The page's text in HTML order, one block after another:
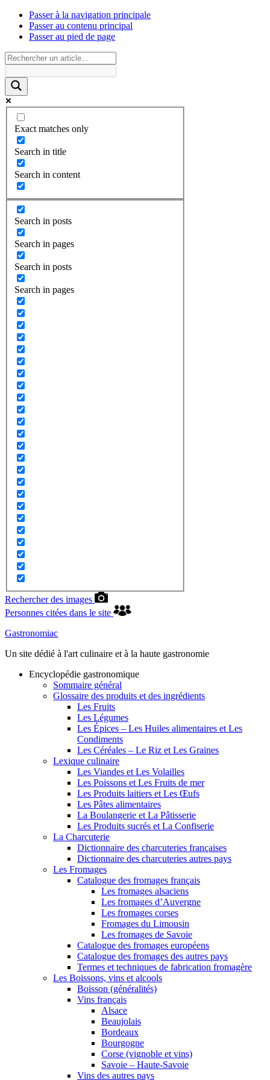
Passer à la navigation principale
Passer au contenu principal
Passer au pied de page
Exact matches only
Search in title
Search in content
Search in posts
Search in pages
Search in posts
Search in pages
Rechercher des images
Personnes citées dans le site
Gastronomiac
Un site dédié à l'art culinaire et à la haute gastronomie
Encyclopédie gastronomique
Sommaire général
Glossaire des produits et des ingrédients
Les Fruits
Les Légumes
Les Épices – Les Huiles alimentaires et Les
Condiments
Les Céréales – Le Riz et Les Graines
Lexique culinaire
Les Viandes et Les Volailles
Les Poissons et Les Fruits de mer
Les Produits laitiers et Les Œufs
Les Pâtes alimentaires
La Boulangerie et La Pâtisserie
Les Produits sucrés et La Confiserie
La Charcuterie
Dictionnaire des charcuteries françaises
Dictionnaire des charcuteries autres pays
Les Fromages
Catalogue des fromages français
Les fromages alsaciens
Les fromages d’Auvergne
Les fromages corses
Fromages du Limousin
Les fromages de Savoie
Catalogue des fromages européens
Catalogue des fromages des autres pays
Termes et techniques de fabrication fromagère
Les Boissons, vins et alcools
Boisson (généralités)
Vins français
Alsace
Beaujolais
Bordeaux
Bourgogne
Corse (vignoble et vins)
Savoie – Haute-Savoie
Vins des autres pays